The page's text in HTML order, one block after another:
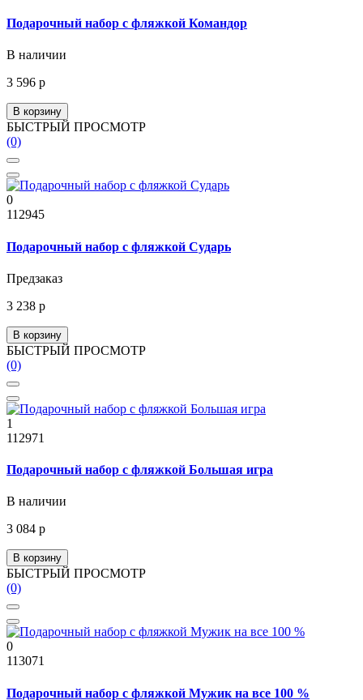
Подарочный набор с фляжкой Командор
В наличии
3 596 р
В корзину
БЫСТРЫЙ ПРОСМОТР
(0)
0
112945
Подарочный набор с фляжкой Сударь
Предзаказ
3 238 р
В корзину
БЫСТРЫЙ ПРОСМОТР
(0)
1
112971
Подарочный набор с фляжкой Большая игра
В наличии
3 084 р
В корзину
БЫСТРЫЙ ПРОСМОТР
(0)
0
113071
Подарочный набор с фляжкой Мужик на все 100 %